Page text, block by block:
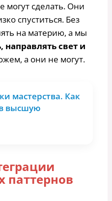
могут сделать. Они
спуститься. Без
на материю, а мы
направлять свет и
а они не могут.
мастерства. Как
высшую
паттернов